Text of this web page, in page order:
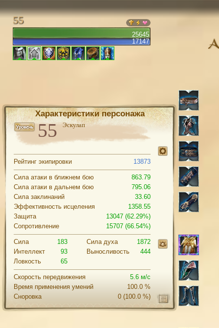
25645
17147
55
Характеристики персонажа
Эскулап
Рейтинг экипировки 13873
Сила атаки в ближнем бою
863.79
Сила атаки в дальнем бою
795.06
Сила заклинаний
33.60
Эффективность исцеления
1358.55
Защита
13047 (62.29%)
Сопротивление
15707 (66.54%)
Сила
183
Интеллект
93
Ловкость
65
Cила духа
1872
Выносливость
444
Скорость передвижения
5.6 м/с
Время применения умений
100.0 %
Сноровка
(100.0 %)
0